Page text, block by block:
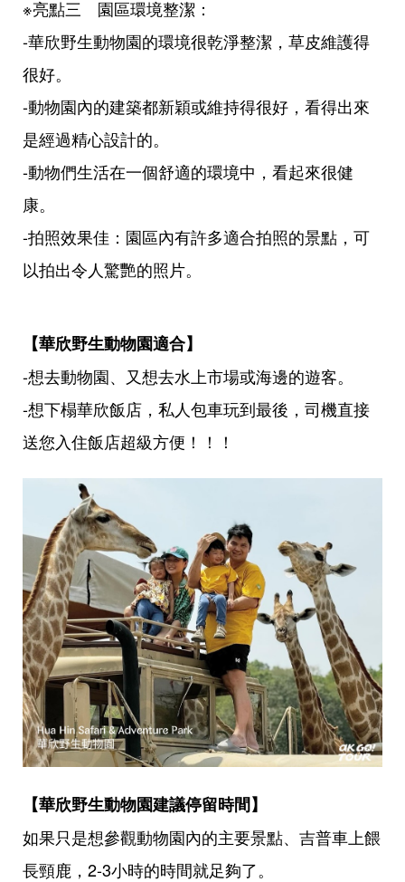
※亮點三 園區環境整潔：
-華欣野生動物園的環境很乾淨整潔，草皮維護得
很好。
-動物園內的建築都新穎或維持得很好，看得出來
是經過精心設計的。
-動物們生活在一個舒適的環境中，看起來很健
康。
-拍照效果佳：園區內有許多適合拍照的景點，可
以拍出令人驚艷的照片。
【華欣野生動物園適合】
-想去動物園、又想去水上市場或海邊的遊客。
-想下榻華欣飯店，私人包車玩到最後，司機直接
送您入住飯店超級方便！！！
【華欣野生動物園建議停留時間】
如果只是想參觀動物園內的主要景點、吉普車上餵
長頸鹿，2-3小時的時間就足夠了。